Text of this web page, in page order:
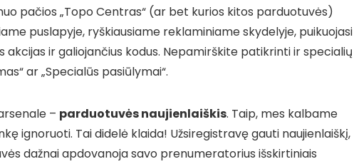
pačios „Topo Centras“ (ar bet kurios kitos parduotuvės)
puslapyje, ryškiausiame reklaminiame skydelyje, puikuojasi
ir galiojančius kodus. Nepamirškite patikrinti ir specialių
ar „Specialūs pasiūlymai“.
– parduotuvės naujienlaiškis. Taip, mes kalbame
ignoruoti. Tai didelė klaida! Užsiregistravę gauti naujienlaiškį,
dažnai apdovanoja savo prenumeratorius išskirtiniais